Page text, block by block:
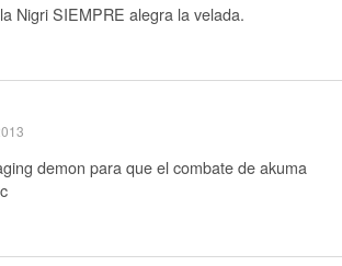
Nigri SIEMPRE alegra la velada.
demon para que el combate de akuma